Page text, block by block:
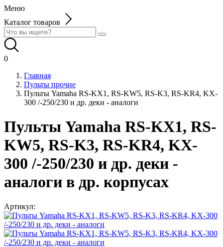
Меню
Каталог товаров
0
Главная
Пульты прочие
Пульты Yamaha RS-KX1, RS-KW5, RS-K3, RS-KR4, KX-
300 /-250/230 и др. деки - аналоги
Пульты Yamaha RS-KX1, RS-
KW5, RS-K3, RS-KR4, KX-
300 /-250/230 и др. деки -
аналоги в др. корпусах
Артикул: